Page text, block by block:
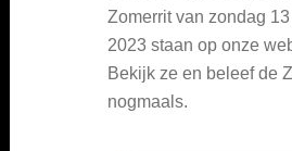
Zomerrit van zondag
2023 staan op onze
Bekijk ze en beleef de
nogmaals.